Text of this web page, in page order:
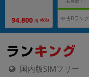
94,800 円 (税込) 中古Bランク
国内版SIMフリー